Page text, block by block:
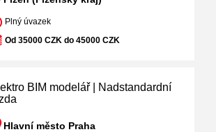
Plný úvazek
Od 35000 CZK do 45000 CZK
BIM modelář | Nadstandardní
Hlavní město Praha